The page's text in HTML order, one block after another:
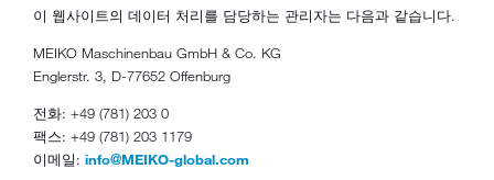
이 웹사이트의 데이터 처리를 담당하는 관리자는 다음과 같습니다.
MEIKO Maschinenbau GmbH & Co. KG
Englerstr. 3, D-77652 Offenburg
전화: +49 (781) 203 0
팩스: +49 (781) 203 1179
이메일: info@MEIKO-global.com